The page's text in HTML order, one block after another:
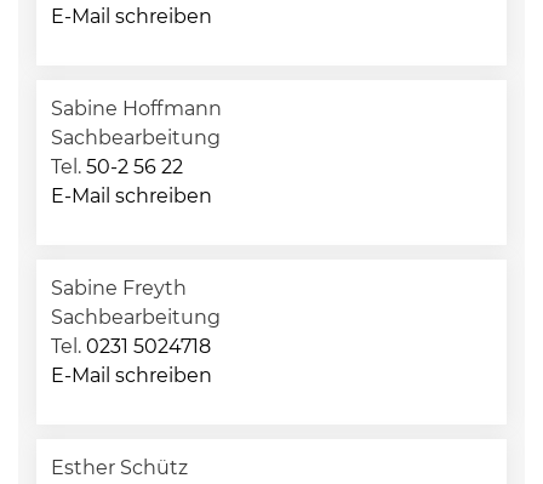
E-Mail schreiben
Sabine Hoffmann
Sachbearbeitung
Tel. 50-2 56 22
E-Mail schreiben
Sabine Freyth
Sachbearbeitung
Tel. 0231 5024718
E-Mail schreiben
Esther Schütz